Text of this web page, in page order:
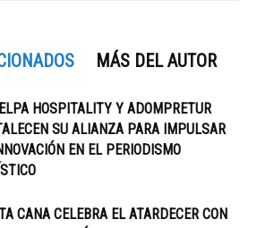
MÁS DEL AUTOR
HOSPITALITY Y ADOMPRETUR
SU ALIANZA PARA IMPULSAR
EN EL PERIODISMO
CANA CELEBRA EL ATARDECER CON